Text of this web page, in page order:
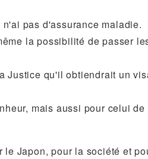
pas d'assurance maladie.
la possibilité de passer
Justice qu'il obtiendrait un
mais aussi pour celui
Japon, pour la société et